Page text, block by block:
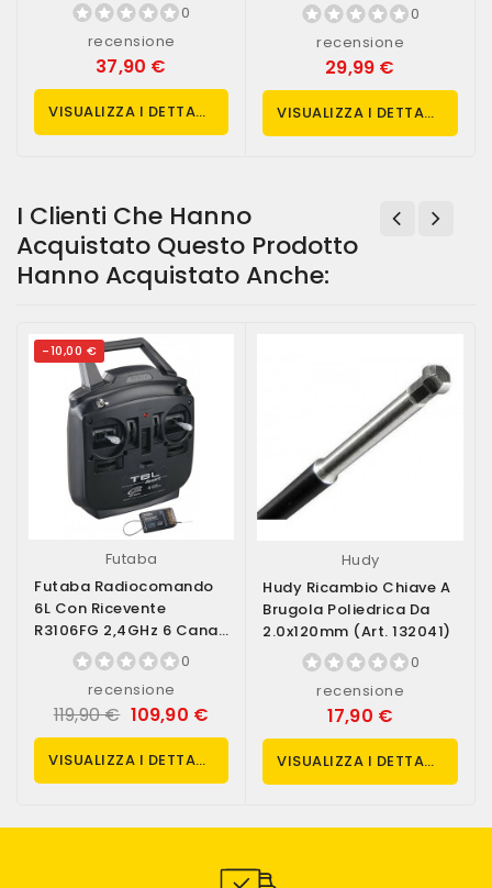
0
recensione
37,90 €
VISUALIZZA I DETTAGLI
Connettore EC3 (art....
0
recensione
29,99 €
VISUALIZZA I DETTAGLI
I Clienti Che Hanno
Acquistato Questo Prodotto
Hanno Acquistato Anche:
-10,00 €
Futaba
Futaba Radiocomando
6L Con Ricevente
R3106FG 2,4GHz 6 Canali
Mode 2 Gas A...
0
recensione
119,90 € 109,90 €
VISUALIZZA I DETTAGLI
Hudy
Hudy Ricambio Chiave A
Brugola Poliedrica Da
2.0x120mm (art. 132041)
0
recensione
17,90 €
VISUALIZZA I DETTAGLI